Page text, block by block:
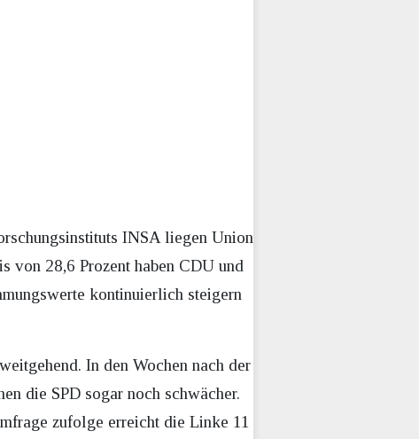
INSA liegen Union
von 28,6 Prozent haben CDU und
kontinuierlich steigern
In den Wochen nach der
die SPD sogar noch schwächer.
zufolge erreicht die Linke 11